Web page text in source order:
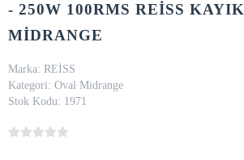
- 250W 100RMS REİSS KAYIK
MİDRANGE
Marka: REİSS
Kategori: Oval Midrange
Stok Kodu: 1971